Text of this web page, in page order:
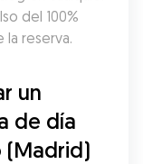
del 100%
la reserva.
un
de día
(Madrid)